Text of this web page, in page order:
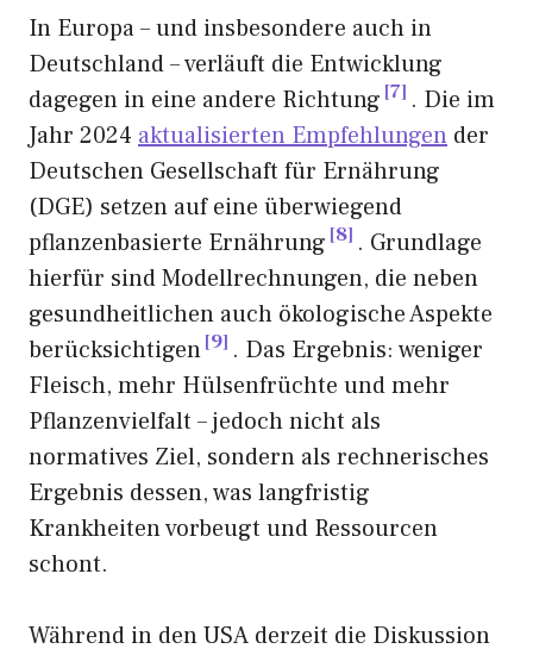
In Europa – und insbesondere auch in
Deutschland – verläuft die Entwicklung
dagegen in eine andere Richtung 7 . Die im
Jahr 2024 aktualisierten Empfehlungen der
Deutschen Gesellschaft für Ernährung
(DGE) setzen auf eine überwiegend
pflanzenbasierte Ernährung 8 . Grundlage
hierfür sind Modellrechnungen, die neben
gesundheitlichen auch ökologische Aspekte
berücksichtigen 9 . Das Ergebnis: weniger
Fleisch, mehr Hülsenfrüchte und mehr
Pflanzenvielfalt – jedoch nicht als
normatives Ziel, sondern als rechnerisches
Ergebnis dessen, was langfristig
Krankheiten vorbeugt und Ressourcen
schont.
Während in den USA derzeit die Diskussion